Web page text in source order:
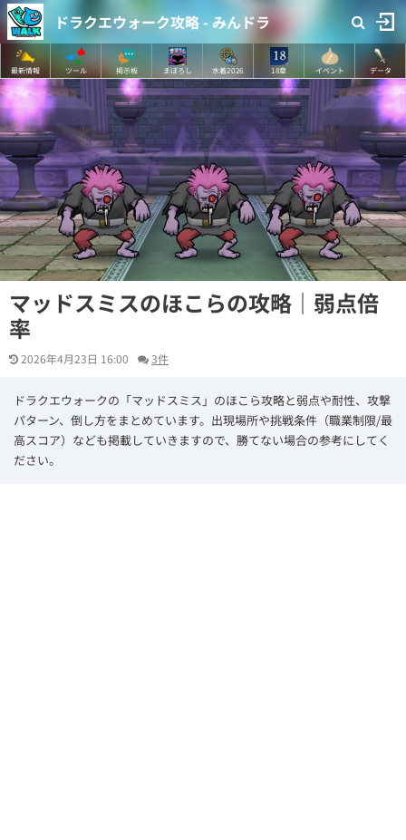
ドラクエウォーク攻略 - みんドラ
最新情報 ツール 掲示板 まぼろし 水着2026 18章 イベント データ
マッドスミスのほこらの攻略｜弱点倍
率
2026年4月23日 16:00 3件
ドラクエウォークの「マッドスミス」のほこら攻略と弱点や耐性、攻撃
パターン、倒し方をまとめています。出現場所や挑戦条件（職業制限/最
高スコア）なども掲載していきますので、勝てない場合の参考にしてく
ださい。